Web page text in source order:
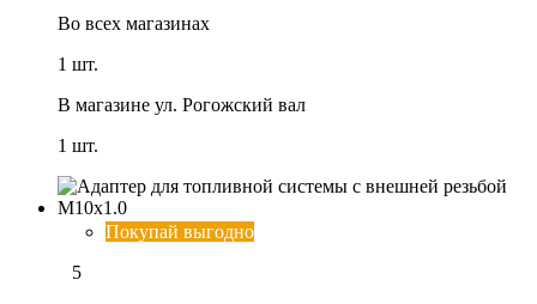
Во всех магазинах
1 шт.
В магазине ул. Рогожский вал
1 шт.
Покупай выгодно
5